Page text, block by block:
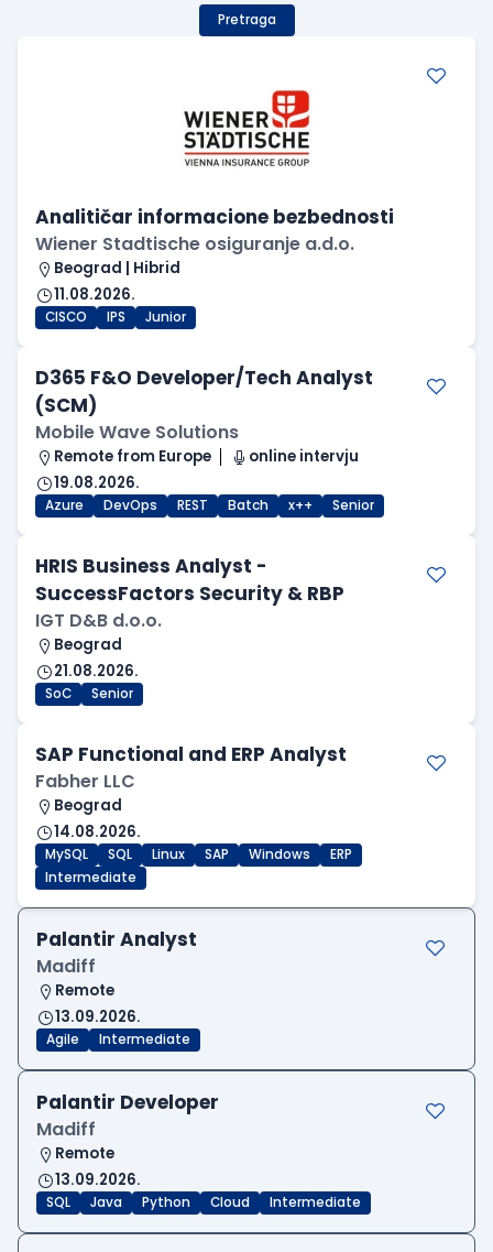
Pretraga
Analitičar informacione bezbednosti
Wiener Stadtische osiguranje a.d.o.
Beograd | Hibrid
11.08.2026.
CISCO IPS Junior
D365 F&O Developer/Tech Analyst
(SCM)
Mobile Wave Solutions
Remote from Europe
online intervju
19.08.2026.
Azure DevOps REST Batch x++ Senior
HRIS Business Analyst -
SuccessFactors Security & RBP
IGT D&B d.o.o.
Beograd
21.08.2026.
SoC Senior
SAP Functional and ERP Analyst
Fabher LLC
Beograd
14.08.2026.
MySQL SQL Linux SAP Windows
ERP
Intermediate
Palantir Analyst
Madiff
Remote
13.09.2026.
Agile Intermediate
Palantir Developer
Madiff
Remote
13.09.2026.
SQL Java Python Cloud Intermediate